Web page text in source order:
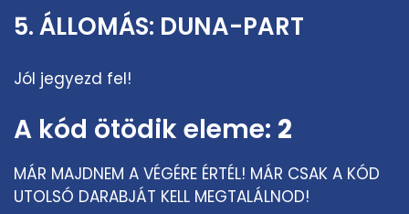
5. ÁLLOMÁS: DUNA-PART
Jól jegyezd fel!
A kód ötödik eleme: 2
MÁR MAJDNEM A VÉGÉRE ÉRTÉL! MÁR CSAK A KÓD
UTOLSÓ DARABJÁT KELL MEGTALÁLNOD!